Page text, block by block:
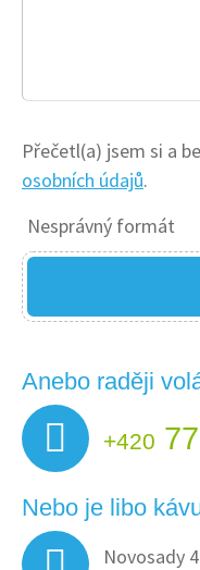
Přečetl(a) jsem si a
osobních údajů.
Nesprávný formát
Anebo raději
+420
Nebo je libo
Novosady